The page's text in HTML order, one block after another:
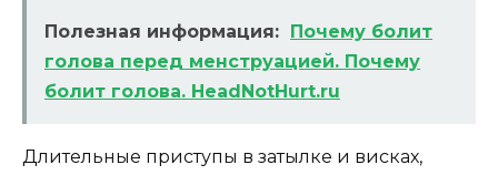
Полезная информация:
Почему болит
голова перед менструацией. Почему
болит голова. HeadNotHurt.ru
Длительные приступы в затылке и висках,